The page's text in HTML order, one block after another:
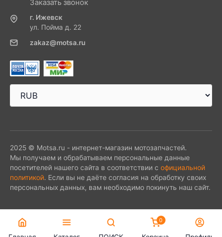
Заказать звонок
г. Ижевск
ул. Пойма д. 22
zakaz@motsa.ru
2025 © Motsa.ru - интернет-магазин мотозапчастей.
Мы получаем и обрабатываем персональные данные
посетителей нашего сайта в соответствии с официальной
политикой. Если вы не даёте согласия на обработку своих
персональных данных, вам необходимо покинуть наш сайт.
0